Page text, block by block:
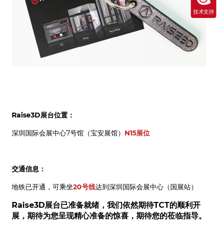
Raise3D展台位置：
深圳国际会展中心7号馆（宝安展馆） N15展位
交通信息：
地铁已开通，可乘坐20号线达到深圳国际会展中心（国展站）
Raise3D展台已准备就绪，我们依然期待TCT的顺利开
展，期待为您呈现精心准备的惊喜，期待您的莅临指导。
技术支持